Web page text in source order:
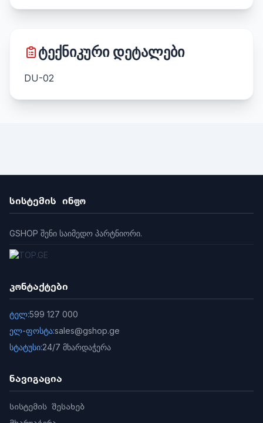
ტექნიკური დეტალები
DU-02
სისტემის ინფო
GSHOP შენი საიმედო პარტნიორი.
კონტაქტები
ტელ:599 127 000
ელ-ფოსტა:sales@gshop.ge
სტატუსი:24/7 მხარდაჭერა
ნავიგაცია
სისტემის შესახებ